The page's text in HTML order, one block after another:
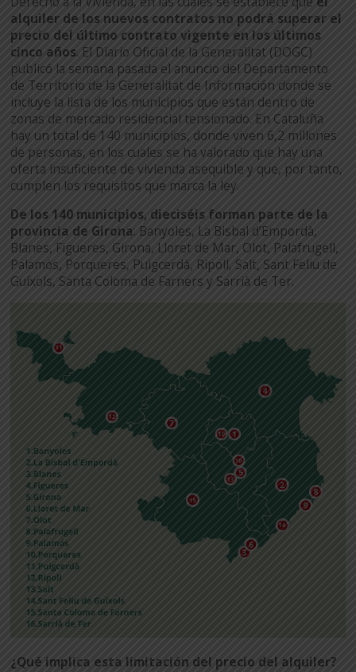
alquiler de los nuevos contratos no podrá superar el
precio del último contrato vigente en los últimos
cinco años. El Diario Oficial de la Generalitat (DOGC)
publicó la semana pasada el anuncio del Departamento
de Territorio de la Generalitat de Información donde se
incluye la lista de los municipios que están dentro de
zonas de mercado residencial tensionado. En Cataluña
hay un total de 140 municipios, donde viven 6,2 millones
de personas, en los cuales se ha valorado que hay una
oferta insuficiente de vivienda asequible y que, por tanto,
cumplen los requisitos que marca la ley.
De los 140 municipios, dieciséis forman parte de la
provincia de Girona: Banyoles, La Bisbal d’Empordà,
Blanes, Figueres, Girona, Lloret de Mar, Olot, Palafrugell,
Palamós, Porqueres, Puigcerdà, Ripoll, Salt, Sant Feliu de
Guíxols, Santa Coloma de Farners y Sarrià de Ter.
¿Qué implica esta limitación del precio del alquiler?